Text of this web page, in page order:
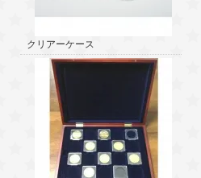
クリアーケース